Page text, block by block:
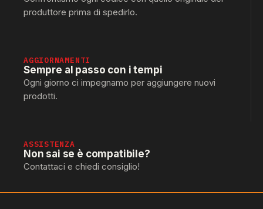
produttore prima di spedirlo.
AGGIORNAMENTI
Sempre al passo con i tempi
Ogni giorno ci impegnamo per aggiungere nuovi
prodotti.
ASSISTENZA
Non sai se è compatibile?
Contattaci e chiedi consiglio!